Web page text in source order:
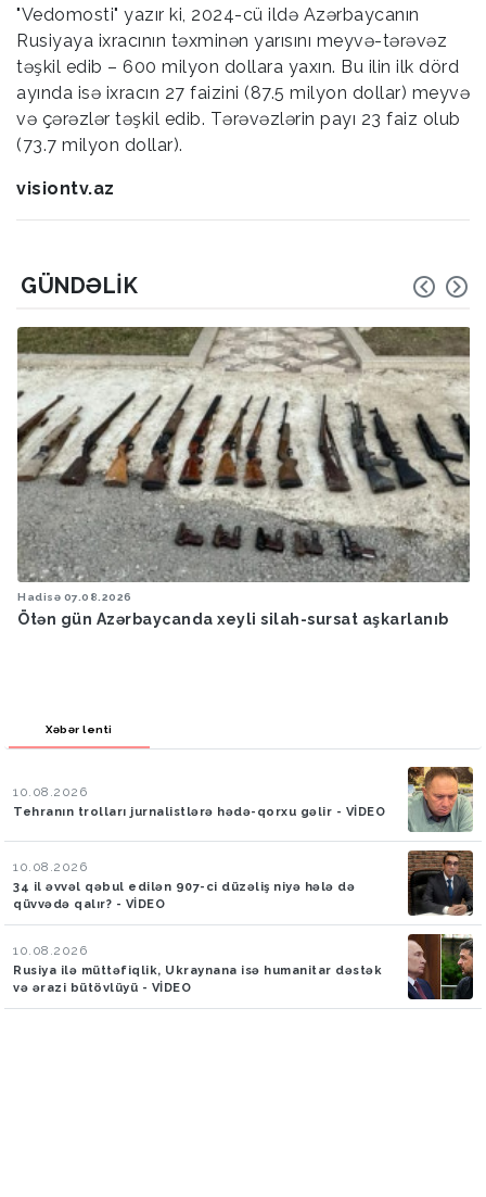
"Vedomosti" yazır ki, 2024-cü ildə Azərbaycanın
Rusiyaya ixracının təxminən yarısını meyvə-tərəvəz
təşkil edib – 600 milyon dollara yaxın. Bu ilin ilk dörd
ayında isə ixracın 27 faizini (87.5 milyon dollar) meyvə
və çərəzlər təşkil edib. Tərəvəzlərin payı 23 faiz olub
(73.7 milyon dollar).
visiontv.az
GÜNDƏLIK
Hadisə 07.08.2026
Ötən gün Azərbaycanda xeyli silah-sursat aşkarlanıb
Xəbər lenti
10.08.2026
Tehranın trolları jurnalistlərə hədə-qorxu gəlir - VİDEO
10.08.2026
34 il əvvəl qəbul edilən 907-ci düzəliş niyə hələ də
qüvvədə qalır? - VİDEO
10.08.2026
Rusiya ilə müttəfiqlik, Ukraynana isə humanitar dəstək
və ərazi bütövlüyü - VİDEO